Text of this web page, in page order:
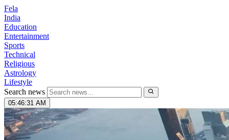
Fela
India
Education
Entertainment
Sports
Technical
Religious
Astrology
Lifestyle
Search news
05:46:32 AM